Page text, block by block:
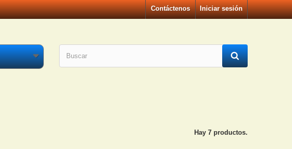
Iniciar sesión
Contáctenos
Hay 7 productos.